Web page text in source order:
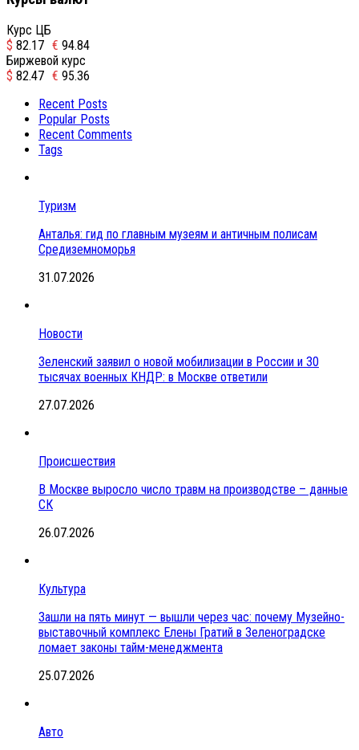
Курс ЦБ
$ 82.17 € 94.84
Биржевой курс
$ 82.47 € 95.36
Recent Posts
Popular Posts
Recent Comments
Tags
Туризм
Анталья: гид по главным музеям и античным полисам
Средиземноморья
31.07.2026
Новости
Зеленский заявил о новой мобилизации в России и 30
тысячах военных КНДР: в Москве ответили
27.07.2026
Происшествия
В Москве выросло число травм на производстве – данные
СК
26.07.2026
Культура
Зашли на пять минут — вышли через час: почему Музейно-
выставочный комплекс Елены Гратий в Зеленоградске
ломает законы тайм-менеджмента
25.07.2026
Авто